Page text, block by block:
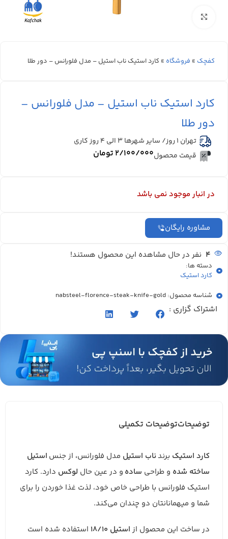
کفچک » فروشگاه » کارد استیک ناب استیل – مدل فلورانس – دور طلا
کارد استیک ناب استیل – مدل فلورانس –
دور طلا
تهران 1 روز/ سایر شهرها ۳ الی ۴ روز کاری
قیمت محصول۲/۱۰۰/۰۰۰ تومان
در انبار موجود نمی باشد
مشاوره رایگان
4 نفر در حال مشاهده این محصول هستند!
دسته ها:
کارد استیک
شناسه محصول: nabsteel-florence-steak-knife-gold
اشتراک گزاری :
توضیحاتتوضیحات تکمیلی
کارد استیک برندناب استیل مدل فلورانس، از جنس استیل
ساخته شده و طراحی ساده و در عین حال لوکس‌ دارد. کارد
استیک فلورانس با طراحی خاص خود، لذت غذا خوردن را برای
شما و میهمانانتان دو چندان می‌کند.
در ساخت این محصول از استیل 18/10
استفاده شده است